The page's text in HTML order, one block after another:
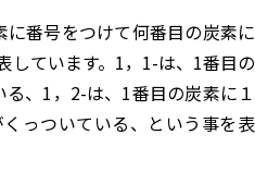
番号をつけて何番目の炭素に
しています。1，1-は、1番目の
、1，2-は、1番目の炭素に１
っついている、という事を表